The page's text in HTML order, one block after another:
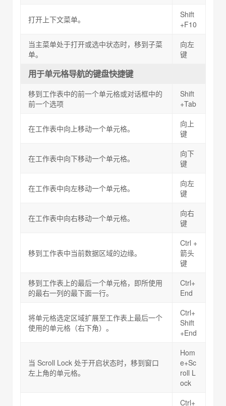
打开上下文菜单。
Shift
+F10
当主菜单处于打开或选中状态时，移到子菜
单。
向左
键
用于单元格导航的键盘快捷键
移到工作表中的前一个单元格或对话框中的
前一个选项
Shift
+Tab
在工作表中向上移动一个单元格。
向上
键
在工作表中向下移动一个单元格。
向下
键
在工作表中向左移动一个单元格。
向左
键
在工作表中向右移动一个单元格。
向右
键
移到工作表中当前数据区域的边缘。
Ctrl +
箭头
键
移到工作表上的最后一个单元格，即所使用
的最右一列的最下面一行。
Ctrl+
End
将单元格选定区域扩展至工作表上最后一个
使用的单元格（右下角）。
Ctrl+
Shift
+End
当 Scroll Lock 处于开启状态时，移到窗口
左上角的单元格。
Hom
e+Sc
roll L
ock
Ctrl+